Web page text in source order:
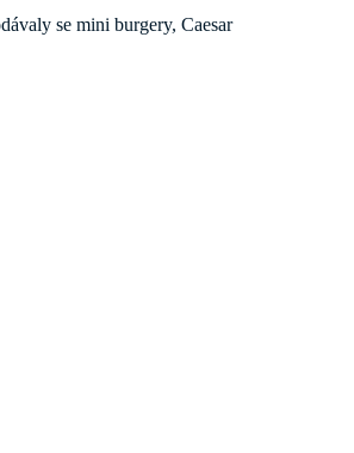
se mini burgery, Caesar